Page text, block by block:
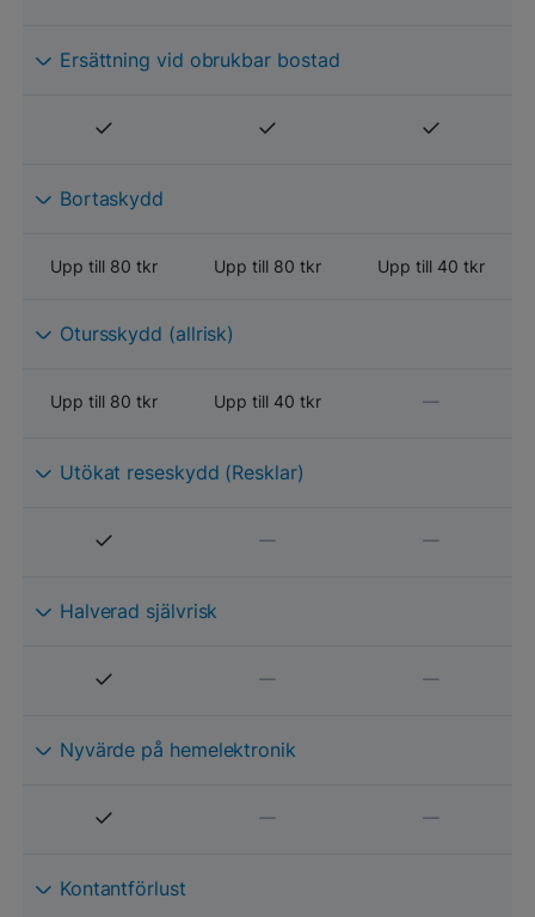
Ersättning vid obrukbar bostad
Bortaskydd
Upp till 80 tkr Upp till 80 tkr Upp till 40 tkr
Otursskydd (allrisk)
Upp till 80 tkr Upp till 40 tkr
Utökat reseskydd (Resklar)
Halverad självrisk
Nyvärde på hemelektronik
Kontantförlust